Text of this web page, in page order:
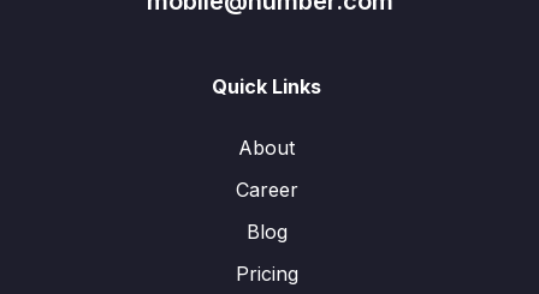
Quick Links
About
Career
Blog
Pricing